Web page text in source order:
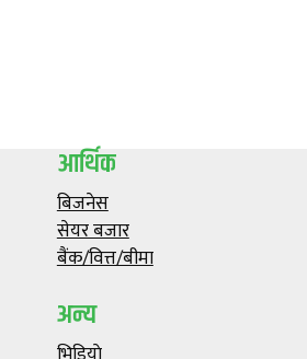
आर्थिक
बिजनेस
सेयर बजार
बैंक/वित्त/बीमा
अन्य